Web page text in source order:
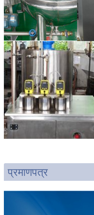
प्रमाणपत्र